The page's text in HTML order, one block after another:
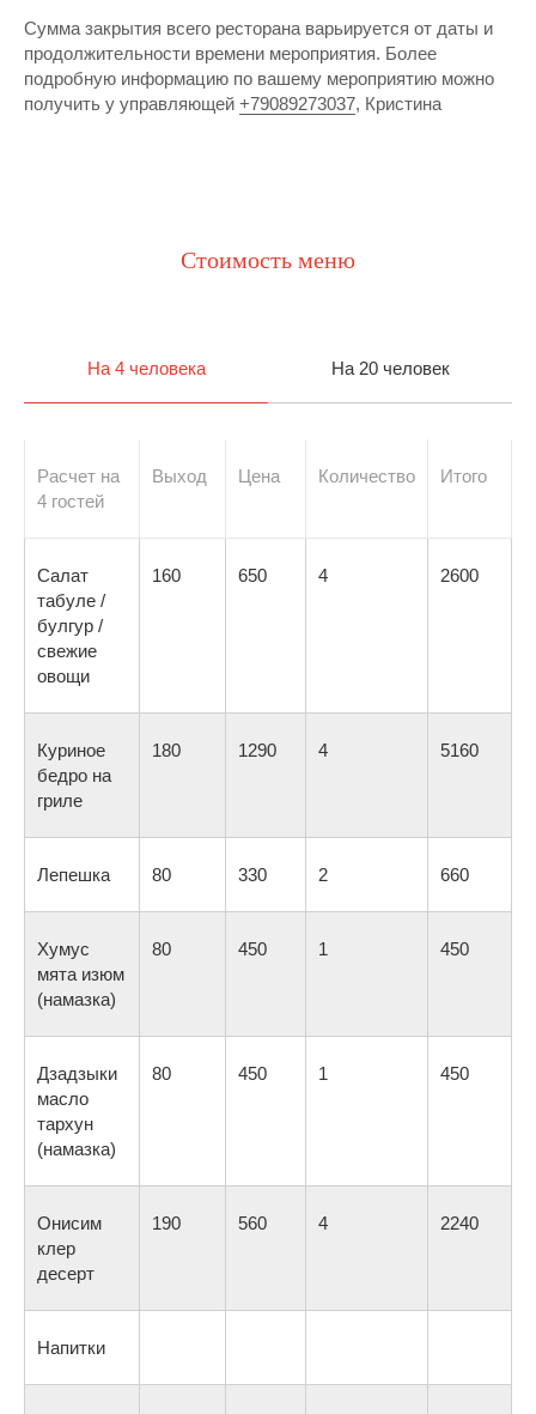
Сумма закрытия всего ресторана варьируется от даты и
продолжительности времени мероприятия. Более
подробную информацию по вашему мероприятию можно
получить у управляющей +79089273037, Кристина
Стоимость меню
На 4 человека На 20 человек
Расчет на
4 гостей
Выход Цена Количество Итого
Салат
табуле /
булгур /
свежие
овощи
160 650 4 2600
Куриное
бедро на
гриле
180 1290 4 5160
Лепешка 80 330 2 660
Хумус
мята изюм
(намазка)
80 450 1 450
Дзадзыки
масло
тархун
(намазка)
80 450 1 450
Онисим
клер
десерт
190 560 4 2240
Напитки